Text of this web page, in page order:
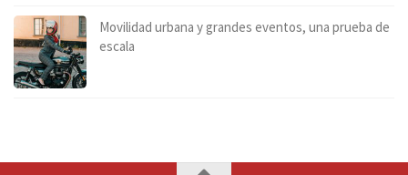
Movilidad urbana y grandes eventos, una prueba de
escala